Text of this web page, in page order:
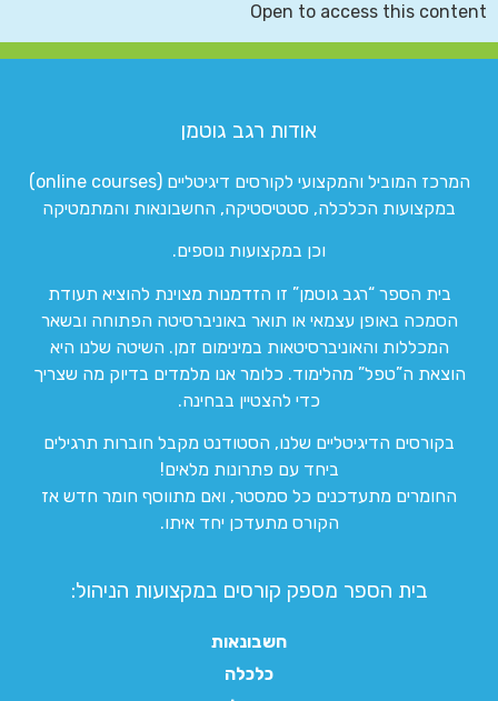
Open to access this content
אודות רגב גוטמן
המרכז המוביל והמקצועי לקורסים דיגיטליים (online courses)
במקצועות הכלכלה, סטטיסטיקה, החשבונאות והמתמטיקה
וכן במקצועות נוספים.
בית הספר “רגב גוטמן” זו הזדמנות מצוינת להוציא תעודת
הסמכה באופן עצמאי או תואר באוניברסיטה הפתוחה ובשאר
המכללות והאוניברסיטאות במינימום זמן. השיטה שלנו היא
הוצאת ה”טפל” מהלימוד. כלומר אנו מלמדים בדיוק מה שצריך
כדי להצטיין בבחינה.
בקורסים הדיגיטליים שלנו, הסטודנט מקבל חוברות תרגילים
ביחד עם פתרונות מלאים!
החומרים מתעדכנים כל סמסטר, ואם מתווסף חומר חדש אז
הקורס מתעדכן יחד איתו.
בית הספר מספק קורסים במקצועות הניהול:
חשבונאות
כלכלה